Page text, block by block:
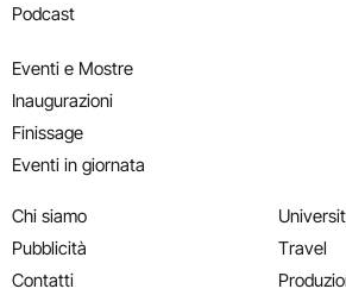
Podcast
Eventi e Mostre
Inaugurazioni
Finissage
Eventi in giornata
Chi siamo
Pubblicità
Contatti
Travel